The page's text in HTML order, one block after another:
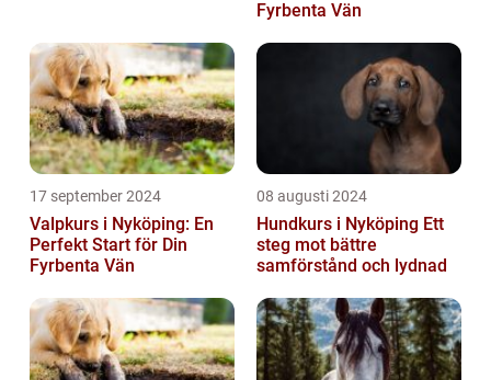
Fyrbenta Vän
17 september 2024
Valpkurs i Nyköping: En
Perfekt Start för Din
Fyrbenta Vän
08 augusti 2024
Hundkurs i Nyköping Ett
steg mot bättre
samförstånd och lydnad